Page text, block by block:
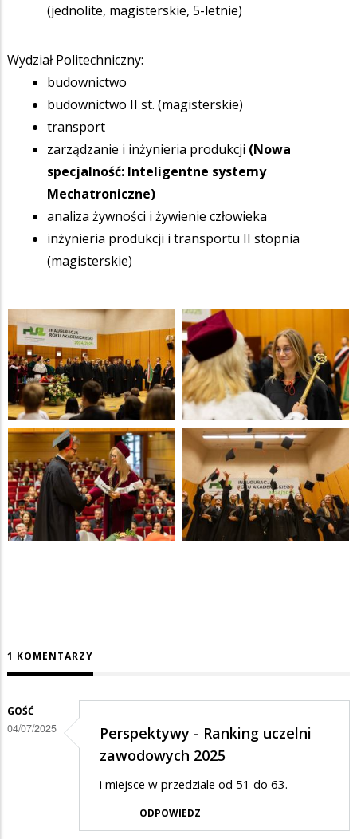
(jednolite, magisterskie, 5-letnie)
Wydział Politechniczny:
budownictwo
budownictwo II st. (magisterskie)
transport
zarządzanie i inżynieria produkcji (Nowa
specjalność: Inteligentne systemy
Mechatroniczne)
analiza żywności i żywienie człowieka
inżynieria produkcji i transportu II stopnia
(magisterskie)
1 KOMENTARZY
GOŚĆ
04/07/2025
Perspektywy - Ranking uczelni
zawodowych 2025
i miejsce w przedziale od 51 do 63.
ODPOWIEDZ